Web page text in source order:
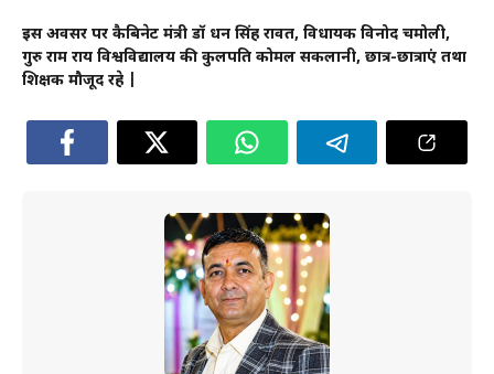
इस अवसर पर कैबिनेट मंत्री डॉ धन सिंह रावत, विधायक विनोद चमोली,
गुरु राम राय विश्वविद्यालय की कुलपति कोमल सकलानी, छात्र-छात्राएं तथा
शिक्षक मौजूद रहे |